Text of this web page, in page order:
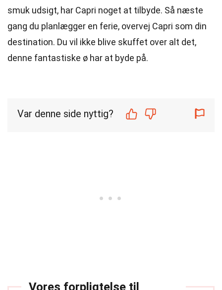
smuk udsigt, har Capri noget at tilbyde. Så næste
gang du planlægger en ferie, overvej Capri som din
destination. Du vil ikke blive skuffet over alt det,
denne fantastiske ø har at byde på.
Var denne side nyttig?
Vores forpligtelse til